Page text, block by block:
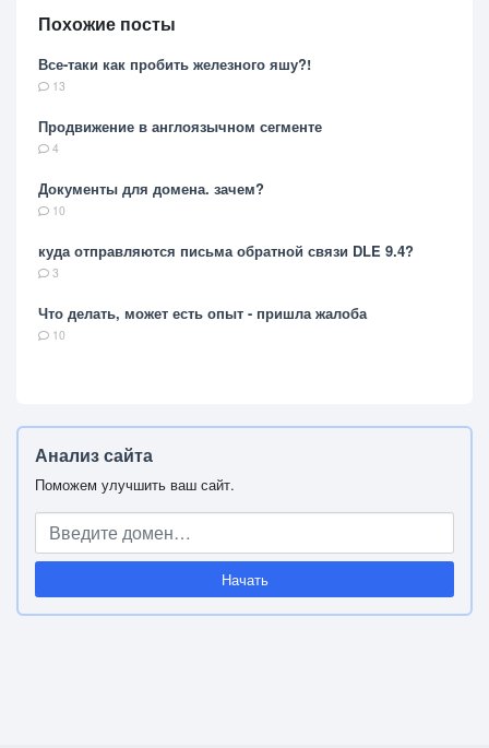
Похожие посты
Все-таки как пробить железного яшу?!
13
Продвижение в англоязычном сегменте
4
Документы для домена. зачем?
10
куда отправляются письма обратной связи DLE 9.4?
3
Что делать, может есть опыт - пришла жалоба
10
Анализ сайта
Поможем улучшить ваш сайт.
Начать